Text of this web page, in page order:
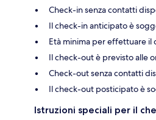
Check-in senza contatti
Il check-in anticipato è
Età minima per effettuare il
Il check-out è previsto alle
Check-out senza contatti
Il check-out posticipato è
Istruzioni speciali per il